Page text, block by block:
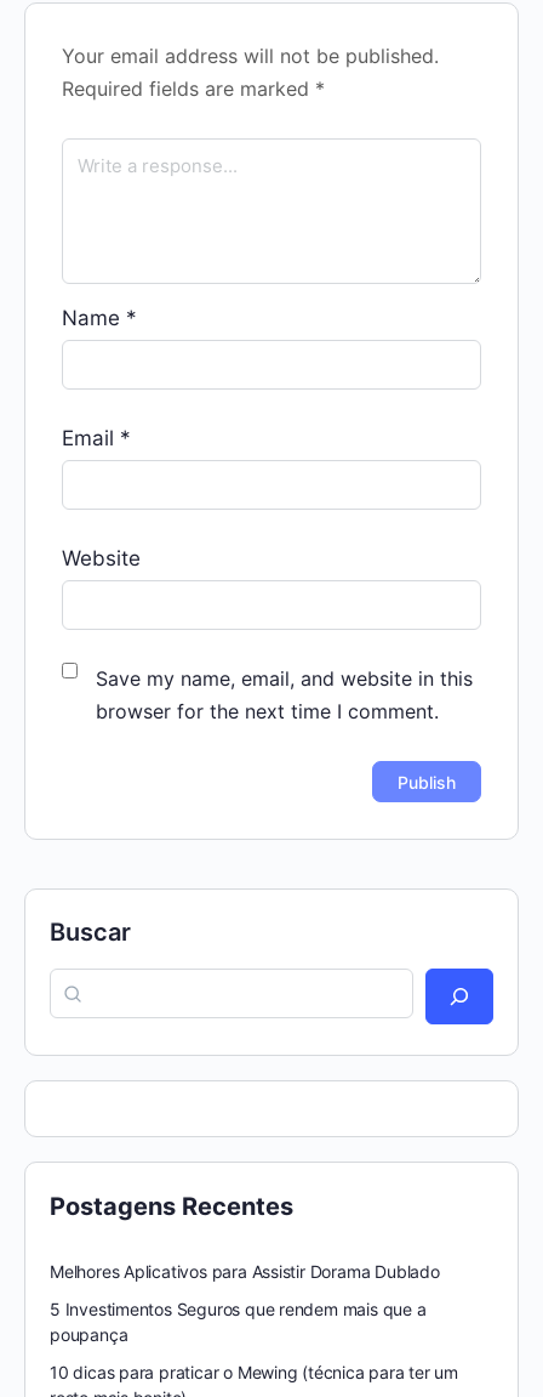
Your email address will not be published.
Required fields are marked *
Name *
Email *
Website
Save my name, email, and website in this
browser for the next time I comment.
Buscar
Postagens Recentes
Melhores Aplicativos para Assistir Dorama Dublado
5 Investimentos Seguros que rendem mais que a
poupança
10 dicas para praticar o Mewing (técnica para ter um